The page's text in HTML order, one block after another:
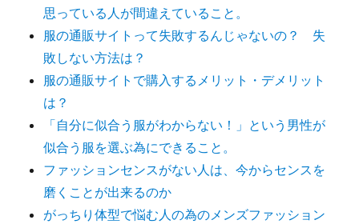
思っている人が間違えていること。
服の通販サイトって失敗するんじゃないの？ 失
敗しない方法は？
服の通販サイトで購入するメリット・デメリット
は？
「自分に似合う服がわからない！」という男性が
似合う服を選ぶ為にできること。
ファッションセンスがない人は、今からセンスを
磨くことが出来るのか
がっちり体型で悩む人の為のメンズファッション